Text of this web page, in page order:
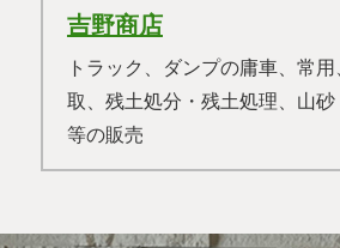
吉野商店
トラック、ダンプの庸車、常用
取、残土処分・残土処理、山
等の販売